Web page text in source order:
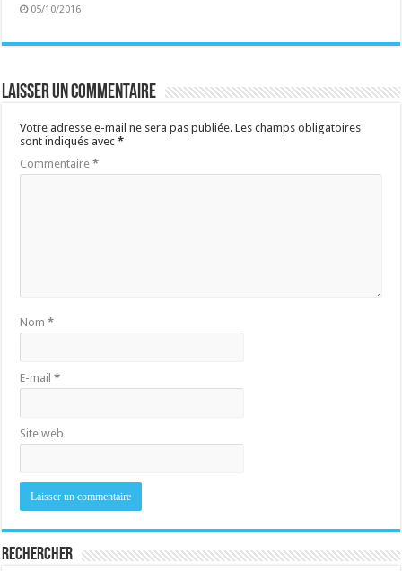
05/10/2016
Laisser un commentaire
Votre adresse e-mail ne sera pas publiée. Les champs obligatoires
sont indiqués avec*
Commentaire*
Nom*
E-mail*
Site web
Rechercher